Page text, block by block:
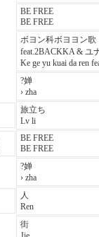
BE FREE
BE FREE
ボヨン科ボヨヨン歌
feat.2BACKKA & ユ
Ke ge yu kuai da ren
?婵
› zha
旅立ち
Lv li
BE FREE
BE FREE
?婵
› zha
人
Ren
街